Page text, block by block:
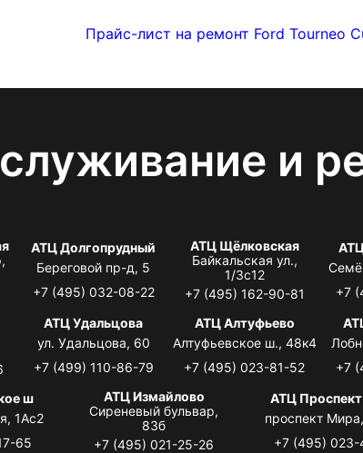
Прайс-лист на ремонт Ford Tourneo
и
АТЦ Долгопрудный
Береговой пр-д, 5
+7 (495) 032-08-22
АТЦ Щёлковская
Байкальская ул.,
1/3с12
+7 (495) 162-90-81
+7
АТЦ Удальцова
ул. Удальцова, 60
+7 (499) 110-86-79
АТЦ Алтуфьево
Алтуфьевское ш., 48к4
+7 (495) 023-81-52
+7
ш
1Ас2
65
АТЦ Измайлово
Сиреневый бульвар,
83б
+7 (495) 021-25-26
АТЦ
проспект
+7 (495) 023-